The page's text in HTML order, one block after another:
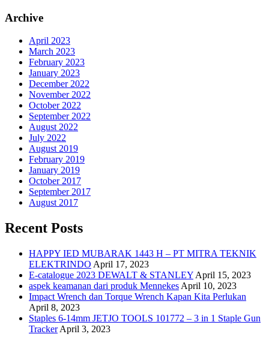
Archive
April 2023
March 2023
February 2023
January 2023
December 2022
November 2022
October 2022
September 2022
August 2022
July 2022
August 2019
February 2019
January 2019
October 2017
September 2017
August 2017
Recent Posts
HAPPY IED MUBARAK 1443 H – PT MITRA TEKNIK
ELEKTRINDO April 17, 2023
E-catalogue 2023 DEWALT & STANLEY April 15, 2023
aspek keamanan dari produk Mennekes April 10, 2023
Impact Wrench dan Torque Wrench Kapan Kita Perlukan
April 8, 2023
Staples 6-14mm JETJO TOOLS 101772 – 3 in 1 Staple Gun
Tracker April 3, 2023